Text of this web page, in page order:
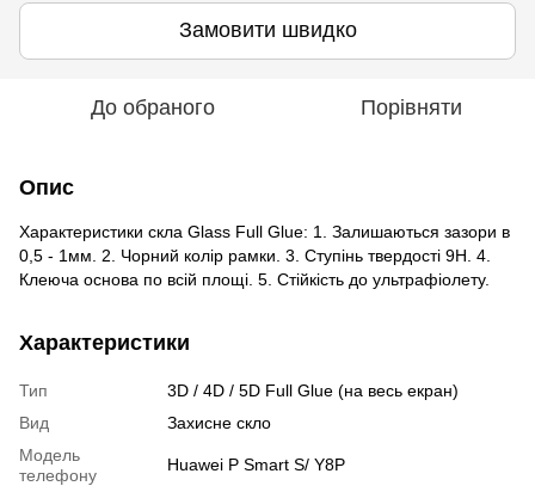
Замовити швидко
До обраного Порівняти
Опис
Характеристики скла Glass Full Glue: 1. Залишаються зазори в
0,5 - 1мм. 2. Чорний колір рамки. 3. Ступінь твердості 9H. 4.
Клеюча основа по всій площі. 5. Стійкість до ультрафіолету.
Характеристики
Тип
3D / 4D / 5D Full Glue (на весь екран)
Вид
Захисне скло
Модель
телефону
Huawei P Smart S/ Y8P